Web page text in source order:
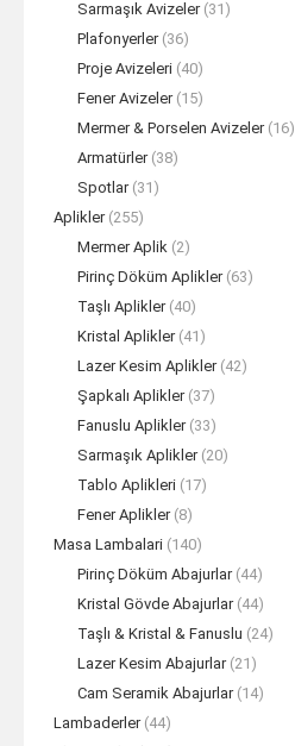
Sarmaşık Avizeler (31)
Plafonyerler (36)
Proje Avizeleri (40)
Fener Avizeler (15)
Mermer & Porselen Avizeler (16)
Armatürler (38)
Spotlar (31)
Aplikler (255)
Mermer Aplik (2)
Pirinç Döküm Aplikler (63)
Taşlı Aplikler (40)
Kristal Aplikler (41)
Lazer Kesim Aplikler (42)
Şapkalı Aplikler (37)
Fanuslu Aplikler (33)
Sarmaşık Aplikler (20)
Tablo Aplikleri (17)
Fener Aplikler (8)
Masa Lambalari (140)
Pirinç Döküm Abajurlar (44)
Kristal Gövde Abajurlar (44)
Taşlı & Kristal & Fanuslu (24)
Lazer Kesim Abajurlar (21)
Cam Seramik Abajurlar (14)
Lambaderler (44)